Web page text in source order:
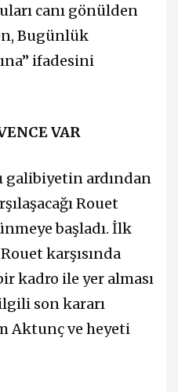
canı gönülden
Bugünlük
ifadesini
VAR
galibiyetin ardından
Rouet
başladı. İlk
karşısında
kadro ile yer alması
son kararı
Aktunç ve heyeti